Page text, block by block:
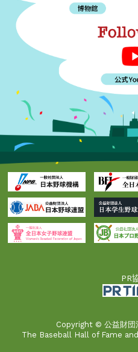
PR
Copyright © 公益財団
The Baseball Hall of Fame